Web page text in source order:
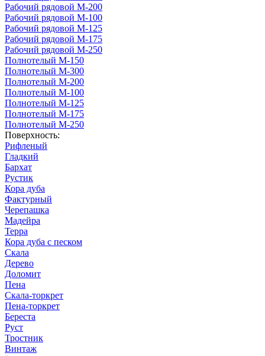
Рабочий рядовой М-200
Рабочий рядовой М-100
Рабочий рядовой М-125
Рабочий рядовой М-175
Рабочий рядовой М-250
Полнотелый М-150
Полнотелый М-300
Полнотелый М-200
Полнотелый М-100
Полнотелый М-125
Полнотелый М-175
Полнотелый М-250
Поверхность:
Рифленый
Гладкий
Бархат
Рустик
Кора дуба
Фактурный
Черепашка
Мадейра
Терра
Кора дуба с песком
Скала
Дерево
Доломит
Пена
Скала-торкрет
Пена-торкрет
Береста
Руст
Тростник
Винтаж